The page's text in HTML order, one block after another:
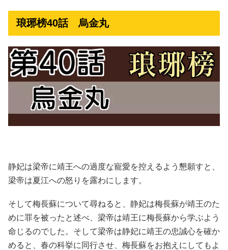
琅琊榜40話 烏金丸
静妃は梁帝に靖王への過度な寵愛を控えるよう懇願すと、
梁帝は夏江への怒りを露わにします。
そして梅長蘇について尋ねると、静妃は梅長蘇が靖王のた
めに罪を被ったと述べ、梁帝は靖王に梅長蘇から学ぶよう
命じるのでした。そして梁帝は静妃に靖王の忠誠心を確か
めると、春の科挙に同行させ、梅長蘇をお抱えにしてもよ